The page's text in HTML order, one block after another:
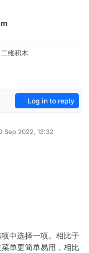
二维积木
Log in to reply
Sep 2022, 12:32
admin5 Apr 2025, 17:12
中选择一项。相比于
单更简单易用，相比